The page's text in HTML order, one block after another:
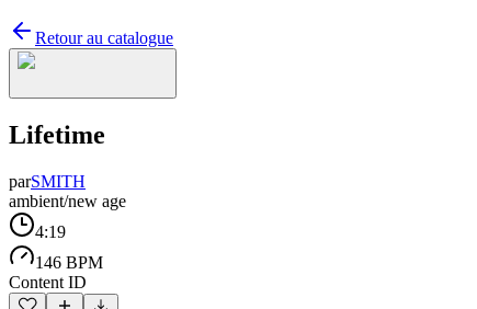
Retour au catalogue
Lifetime
parSMITH
ambient/new age
4:19
146 BPM
Content ID